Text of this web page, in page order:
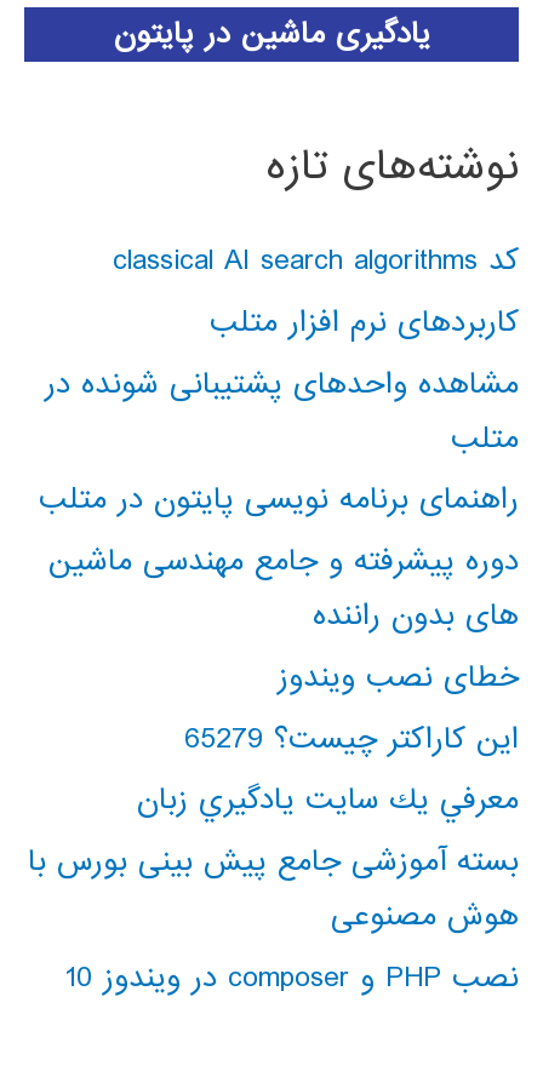
یادگیری ماشین در پایتون
نوشته‌های تازه
کد classical AI search algorithms
کاربردهای نرم افزار متلب
مشاهده واحدهای پشتیبانی شونده در
متلب
راهنمای برنامه نویسی پایتون در متلب
دوره پیشرفته و جامع مهندسی ماشین
های بدون راننده
خطای نصب ویندوز
این کاراکتر چیست؟ 65279
معرفي يك سايت يادگيري زبان
بسته آموزشی جامع پیش بینی بورس با
هوش مصنوعی
نصب PHP و composer در ویندوز 10